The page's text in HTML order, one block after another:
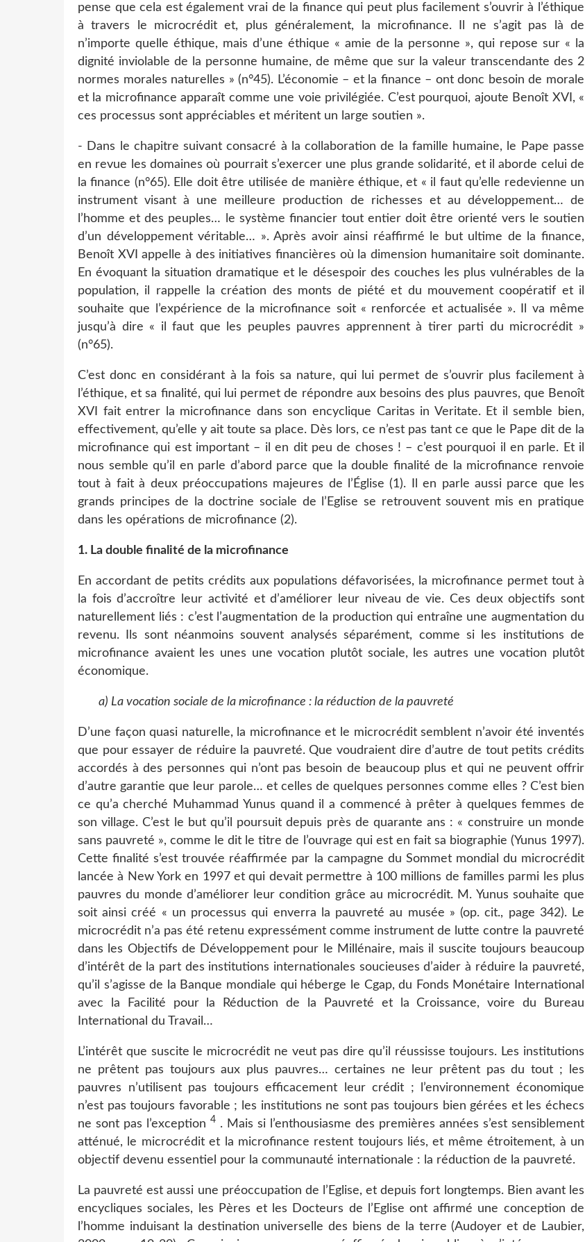
pense que cela est également vrai de la finance qui peut plus facilement s’ouvrir à l’éthique
à travers le microcrédit et, plus généralement, la microfinance. Il ne s’agit pas là de
n’importe quelle éthique, mais d’une éthique « amie de la personne », qui repose sur « la
dignité inviolable de la personne humaine, de même que sur la valeur transcendante des 2
normes morales naturelles » (n°45). L’économie – et la finance – ont donc besoin de morale
et la microfinance apparaît comme une voie privilégiée. C’est pourquoi, ajoute Benoît XVI, «
ces processus sont appréciables et méritent un large soutien ».
- Dans le chapitre suivant consacré à la collaboration de la famille humaine, le Pape passe
en revue les domaines où pourrait s’exercer une plus grande solidarité, et il aborde celui de
la finance (n°65). Elle doit être utilisée de manière éthique, et « il faut qu’elle redevienne un
instrument visant à une meilleure production de richesses et au développement… de
l’homme et des peuples… le système financier tout entier doit être orienté vers le soutien
d’un développement véritable… ». Après avoir ainsi réaffirmé le but ultime de la finance,
Benoît XVI appelle à des initiatives financières où la dimension humanitaire soit dominante.
En évoquant la situation dramatique et le désespoir des couches les plus vulnérables de la
population, il rappelle la création des monts de piété et du mouvement coopératif et il
souhaite que l’expérience de la microfinance soit « renforcée et actualisée ». Il va même
jusqu’à dire « il faut que les peuples pauvres apprennent à tirer parti du microcrédit »
(n°65).
C’est donc en considérant à la fois sa nature, qui lui permet de s’ouvrir plus facilement à
l’éthique, et sa finalité, qui lui permet de répondre aux besoins des plus pauvres, que Benoît
XVI fait entrer la microfinance dans son encyclique Caritas in Veritate. Et il semble bien,
effectivement, qu’elle y ait toute sa place. Dès lors, ce n’est pas tant ce que le Pape dit de la
microfinance qui est important – il en dit peu de choses ! – c’est pourquoi il en parle. Et il
nous semble qu’il en parle d’abord parce que la double finalité de la microfinance renvoie
tout à fait à deux préoccupations majeures de l’Église (1). Il en parle aussi parce que les
grands principes de la doctrine sociale de l’Eglise se retrouvent souvent mis en pratique
dans les opérations de microfinance (2).
1. La double finalité de la microfinance
En accordant de petits crédits aux populations défavorisées, la microfinance permet tout à
la fois d’accroître leur activité et d’améliorer leur niveau de vie. Ces deux objectifs sont
naturellement liés : c’est l’augmentation de la production qui entraîne une augmentation du
revenu. Ils sont néanmoins souvent analysés séparément, comme si les institutions de
microfinance avaient les unes une vocation plutôt sociale, les autres une vocation plutôt
économique.
a) La vocation sociale de la microfinance : la réduction de la pauvreté
D’une façon quasi naturelle, la microfinance et le microcrédit semblent n’avoir été inventés
que pour essayer de réduire la pauvreté. Que voudraient dire d’autre de tout petits crédits
accordés à des personnes qui n’ont pas besoin de beaucoup plus et qui ne peuvent offrir
d’autre garantie que leur parole… et celles de quelques personnes comme elles ? C’est bien
ce qu’a cherché Muhammad Yunus quand il a commencé à prêter à quelques femmes de
son village. C’est le but qu’il poursuit depuis près de quarante ans : « construire un monde
sans pauvreté », comme le dit le titre de l’ouvrage qui est en fait sa biographie (Yunus 1997).
Cette finalité s’est trouvée réaffirmée par la campagne du Sommet mondial du microcrédit
lancée à New York en 1997 et qui devait permettre à 100 millions de familles parmi les plus
pauvres du monde d’améliorer leur condition grâce au microcrédit. M. Yunus souhaite que
soit ainsi créé « un processus qui enverra la pauvreté au musée » (op. cit., page 342). Le
microcrédit n’a pas été retenu expressément comme instrument de lutte contre la pauvreté
dans les Objectifs de Développement pour le Millénaire, mais il suscite toujours beaucoup
d’intérêt de la part des institutions internationales soucieuses d’aider à réduire la pauvreté,
qu’il s’agisse de la Banque mondiale qui héberge le Cgap, du Fonds Monétaire International
avec la Facilité pour la Réduction de la Pauvreté et la Croissance, voire du Bureau
International du Travail…
L’intérêt que suscite le microcrédit ne veut pas dire qu’il réussisse toujours. Les institutions
ne prêtent pas toujours aux plus pauvres… certaines ne leur prêtent pas du tout ; les
pauvres n’utilisent pas toujours efficacement leur crédit ; l’environnement économique
n’est pas toujours favorable ; les institutions ne sont pas toujours bien gérées et les échecs
ne sont pas l’exception 4 . Mais si l’enthousiasme des premières années s’est sensiblement
atténué, le microcrédit et la microfinance restent toujours liés, et même étroitement, à un
objectif devenu essentiel pour la communauté internationale : la réduction de la pauvreté.
La pauvreté est aussi une préoccupation de l’Eglise, et depuis fort longtemps. Bien avant les
encycliques sociales, les Pères et les Docteurs de l’Eglise ont affirmé une conception de
l’homme induisant la destination universelle des biens de la terre (Audoyer et de Laubier,